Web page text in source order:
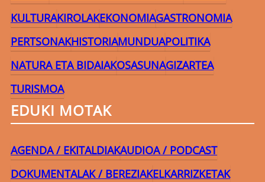
KULTURAKIROLAKEKONOMIAGASTRONOMIA
PERTSONAKHISTORIAMUNDUAPOLITIKA
NATURA ETA BIDAIAKOSASUNAGIZARTEA
TURISMOA
EDUKI MOTAK
AGENDA / EKITALDIAKAUDIOA / PODCAST
DOKUMENTALAK / BEREZIAKELKARRIZKETAK